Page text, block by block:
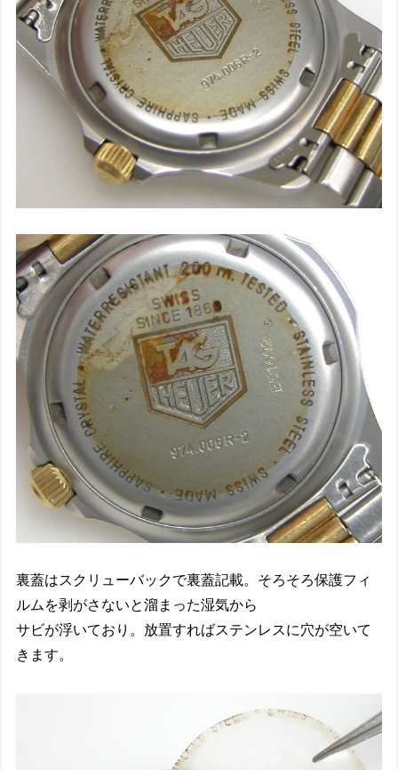
裏蓋はスクリューバックで裏蓋記載。そろそろ保護フィ
ルムを剥がさないと溜まった湿気から
サビが浮いており。放置すればステンレスに穴が空いて
きます。